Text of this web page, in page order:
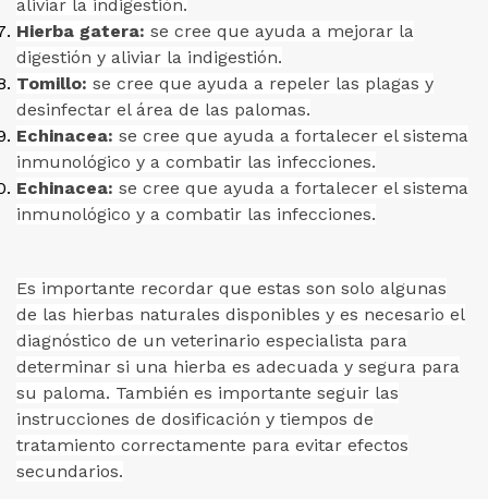
aliviar la indigestión.
Hierba gatera: se cree que ayuda a mejorar la
digestión y aliviar la indigestión.
Tomillo: se cree que ayuda a repeler las plagas y
desinfectar el área de las palomas.
Echinacea: se cree que ayuda a fortalecer el sistema
inmunológico y a combatir las infecciones.
Echinacea: se cree que ayuda a fortalecer el sistema
inmunológico y a combatir las infecciones.
Es importante recordar que estas son solo algunas
de las hierbas naturales disponibles y es necesario el
diagnóstico de un veterinario especialista para
determinar si una hierba es adecuada y segura para
su paloma. También es importante seguir las
instrucciones de dosificación y tiempos de
tratamiento correctamente para evitar efectos
secundarios.